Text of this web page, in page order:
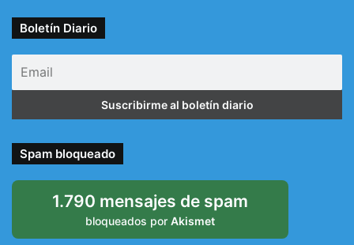
Boletín Diario
Spam bloqueado
1.790 mensajes de spam
bloqueados por Akismet